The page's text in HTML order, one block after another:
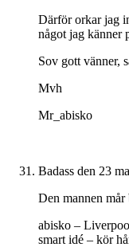
Därför orkar jag
något jag känner
Sov gott vänner,
Mvh
Mr_abisko
Badass den 23
Den mannen
abisko –
smart idé – kör